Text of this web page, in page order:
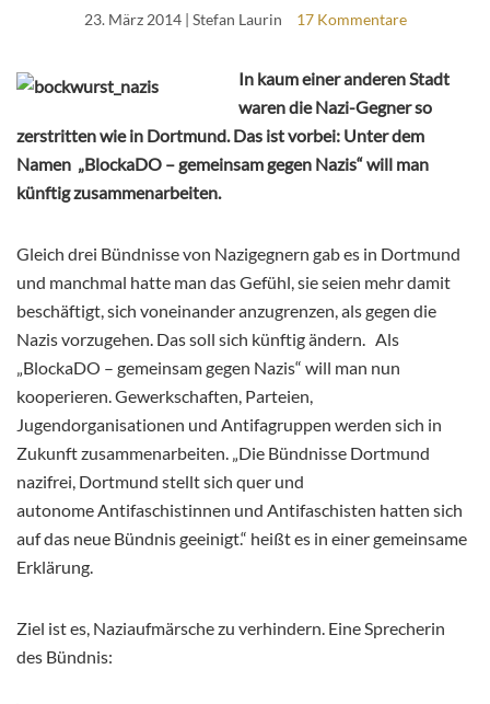
23. März 2014| Stefan Laurin 17 Kommentare
In kaum einer anderen Stadt
waren die Nazi-Gegner so
zerstritten wie in Dortmund. Das ist vorbei: Unter dem
Namen „BlockaDO – gemeinsam gegen Nazis“ will man
künftig zusammenarbeiten.
Gleich drei Bündnisse von Nazigegnern gab es in Dortmund
und manchmal hatte man das Gefühl, sie seien mehr damit
beschäftigt, sich voneinander anzugrenzen, als gegen die
Nazis vorzugehen. Das soll sich künftig ändern. Als
„BlockaDO – gemeinsam gegen Nazis“ will man nun
kooperieren. Gewerkschaften, Parteien,
Jugendorganisationen und Antifagruppen werden sich in
Zukunft zusammenarbeiten. „Die Bündnisse Dortmund
nazifrei, Dortmund stellt sich quer und
autonome Antifaschistinnen und Antifaschisten hatten sich
auf das neue Bündnis geeinigt.“ heißt es in einer gemeinsame
Erklärung.
Ziel ist es, Naziaufmärsche zu verhindern. Eine Sprecherin
des Bündnis: